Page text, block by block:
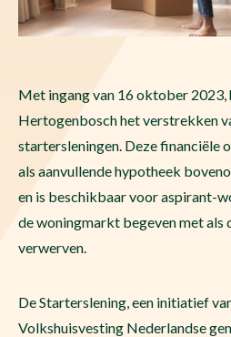
Met ingang van 16 oktober 2023,
Hertogenbosch het verstrekken
startersleningen. Deze financiële
als aanvullende hypotheek
en is beschikbaar voor aspirant-
de woningmarkt begeven met als
verwerven.
De Starterslening, een initiatief
Volkshuisvesting Nederlandse